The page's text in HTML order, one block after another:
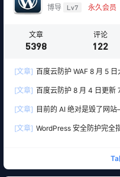
博导 Lv7 永久会员
文章
5398
评论
122
[文章] 百度云防护 WAF 8 月 5
[文章] 百度云防护 8 月 4 日更新
[文章] 目前的 AI 绝对是毁了网
[文章] WordPress 安全防护完全